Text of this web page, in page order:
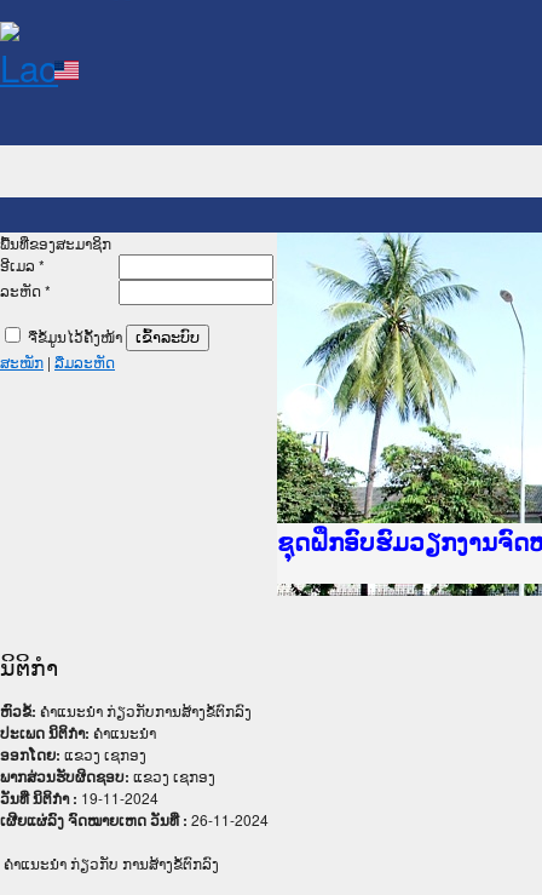
ພື້ນທີ່ຂອງສະມາຊິກ
ອີເມລ *
ລະຫັດ*
ຈື່ຂໍ້ມູນໄວ້ຄັ້ງໜ້າ
ສະໝັກ | ລືມລະຫັດ
Ministry of Justice
ເຜີຍແຜ່ວັບໄຊຈົດໝາຍເຫ
ກະຊວງຍຸຕິທຳ
ຊຸດຝຶກອົບຮົມວຽກງານຈົດ
ກອງປະຊຸມທົບທວນຄືນກາ
ຝຶກອົບຮົມ ຜູ່ປະສານງານ
ຝຶກອົບຮົມ ຜູ່ປະສານງານ
ເຜີຍແຜ່ແອັບກົດໝາຍລາວ
ເຜີຍແຜ່ແອັບກົດໝາຍລາວ
ຍົກລະດັບວຽກງານຈົດໝາ
ຊຸດຝຶກອົບຮົມວຽກງານຈົດ
ນິຕິກໍາ
ຫົວຂໍ້: ຄຳແນະນຳ ກ່ຽວກັບການສ້າງຂໍ້ຕົກລົງ
ປະເພດ ນິຕິກໍາ: ຄໍາແນະນໍາ
ອອກໂດຍ: ແຂວງ ເຊກອງ
ພາກສ່ວນຮັບຜິດຊອບ: ແຂວງ ເຊກອງ
ວັນທີ່ ນິຕິກໍາ : 19-11-2024
ເຜີຍແຜ່ລົງ ຈົດໝາຍເຫດ ວັນທີ່ : 26-11-2024
ຄຳແນະນຳ ກ່ຽວກັບ ການສ້າງຂໍ້ຕົກລົງ